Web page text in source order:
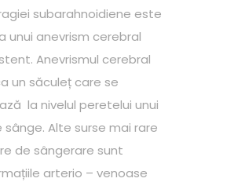
subarahnoidiene este
unui anevrism cerebral
Anevrismul cerebral
un săculeț care se
la nivelul peretelui unui
sânge. Alte surse mai rare
de sângerare sunt
arterio – venoase